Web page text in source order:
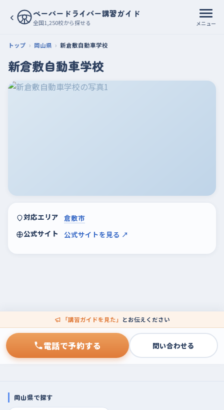
‹ ペーパードライバー講習ガイド
全国1,250校から探せる メニュー
トップ 岡山県 新倉敷自動車学校
新倉敷自動車学校
対応エリア 倉敷市
公式サイト
公式サイトを見る ↗
「講習ガイドを見た」 とお伝えください
電話で予約する 問い合わせる
岡山県で探す